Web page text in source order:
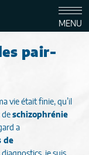
MENU
pair-
vie était finie, qu’il
de schizophrénie
a
de